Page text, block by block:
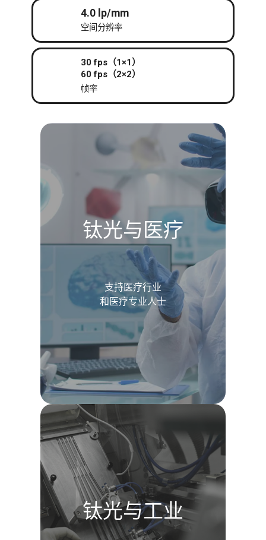
4.0 lp/mm
空间分辨率
30 fps（1×1）
60 fps（2×2）
帧率
钛光与医疗
支持医疗行业
和医疗专业人士
钛光与工业